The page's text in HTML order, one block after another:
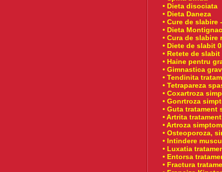
• Dieta disociata
• Dieta Daneza
• Cure de slabire
• Dieta
• Cura de slabire
• Diete de slabit
• Retete de
• Haine pentru
• Gimnastica
• Tendinita
• Tetrapareza
• Coxartroza
• Gonrtroza
• Guta tratament
• Artrita
• Artroza
• Osteoporoza,
• Intindere
• Luxatia
• Entorsa
• Fractura